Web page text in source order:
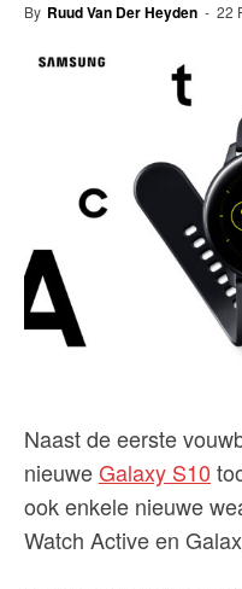
By Ruud Van Der Heyden - 22
Naast de eerste
nieuweGalaxy S10
ook enkele nieuwe
Watch Active en